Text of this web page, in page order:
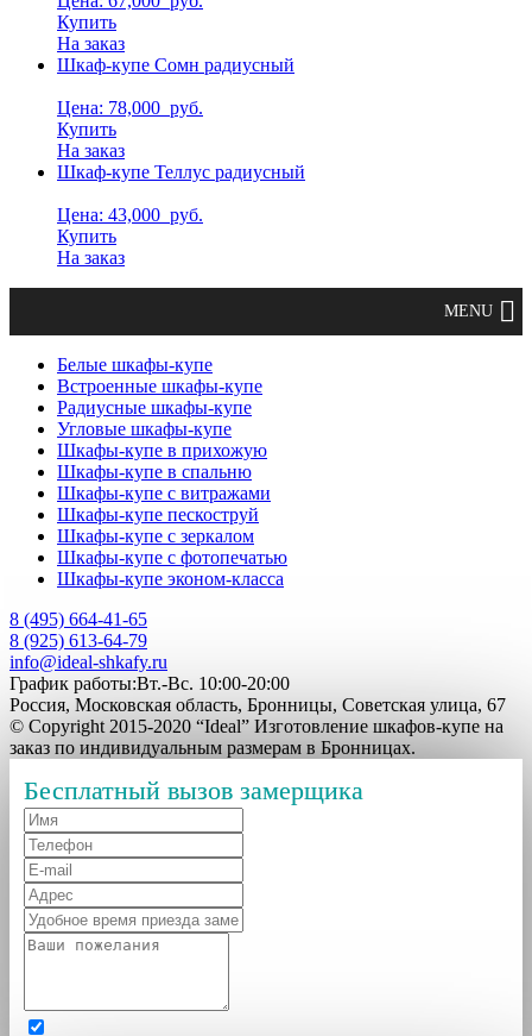
Купить
На заказ
Шкаф-купе Сомн радиусный
Цена: 78,000 руб.
Купить
На заказ
Шкаф-купе Теллус радиусный
Цена: 43,000 руб.
Купить
На заказ
Белые шкафы-купе
Встроенные шкафы-купе
Радиусные шкафы-купе
Угловые шкафы-купе
Шкафы-купе в прихожую
Шкафы-купе в спальню
Шкафы-купе с витражами
Шкафы-купе пескоструй
Шкафы-купе с зеркалом
Шкафы-купе с фотопечатью
Шкафы-купе эконом-класса
8 (495) 664-41-65
8 (925) 613-64-79
info@ideal-shkafy.ru
График работы:Вт.-Вс. 10:00-20:00
Россия, Московская область, Бронницы, Советская улица, 67
© Copyright 2015-2020 “Ideal” Изготовление шкафов-купе на
заказ по индивидуальным размерам в Бронницах.
Бесплатный вызов замерщика